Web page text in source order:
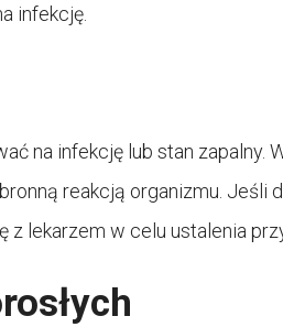
infekcję.
na infekcję lub stan zapalny.
reakcją organizmu. Jeśli
z lekarzem w celu ustalenia